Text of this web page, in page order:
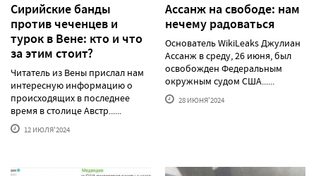
Сирийские банды
против чеченцев и
турок в Вене: кто и что
за этим стоит?
Читатель из Вены прислал нам
интересную информацию о
происходящих в последнее
время в столице Австр......
12 ИЮЛЯ'2024
Ассанж на свободе: нам
нечему радоваться
Основатель WikiLeaks Джулиан
Ассанж в среду, 26 июня, был
освобожден Федеральным
окружным судом США......
28 ИЮНЯ'2024